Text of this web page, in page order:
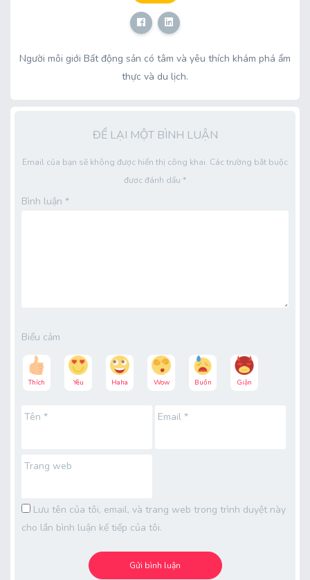
Người môi giới Bất động sản có tâm và yêu thích khám phá ẩm
thực và du lịch.
ĐỂ LẠI MỘT BÌNH LUẬN
Email của bạn sẽ không được hiển thị công khai. Các trường bắt buộc
được đánh dấu *
Bình luận *
Biểu cảm
Thích Yêu Haha Wow Buồn Giận
Tên * Email*
Trang web
Lưu tên của tôi, email, và trang web trong trình duyệt này
cho lần bình luận kế tiếp của tôi.